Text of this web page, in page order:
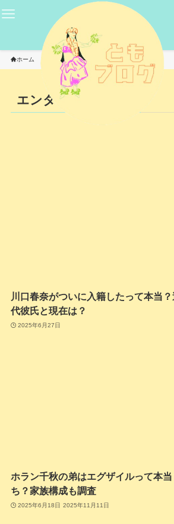
ホーム エンタメ
エンタメ – category –
川口春奈がついに入籍したって本当
代彼氏と現在は？
2025年6月27日
ホラン千秋の弟はエグザイルって本
ち？家族構成も調査
2025年6月18日 2025年11月11日